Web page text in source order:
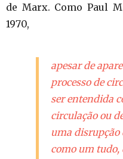
de Marx. Como Paul
1970,
apesar de
processo de
ser entendida
circulação ou
uma disrupção
como um tudo,